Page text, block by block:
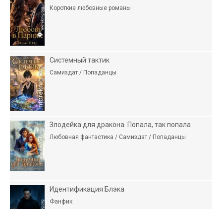
Короткие любовные романы
Системный тактик
Самиздат / Попаданцы
Злодейка для дракона. Попала, так попала
Любовная фантастика / Самиздат / Попаданцы
Идентификация Блэка
Фанфик